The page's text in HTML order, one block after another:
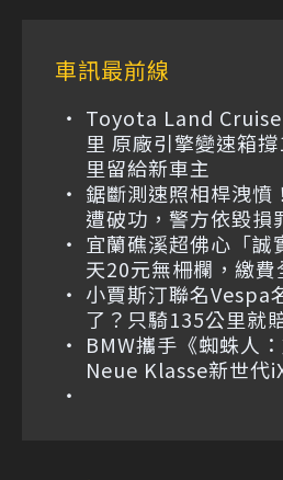
車訊最前線
Toyota Land
里 原廠引擎變速箱
里留給新車主
鋸斷測速照相桿洩憤
遭破功，警方依毀損
宜蘭礁溪超佛心「誠
天20元無柵欄，繳費
小賈斯汀聯名Vespa
了？只騎135公里就
BMW攜手《蜘蛛人
Neue Klasse新世代